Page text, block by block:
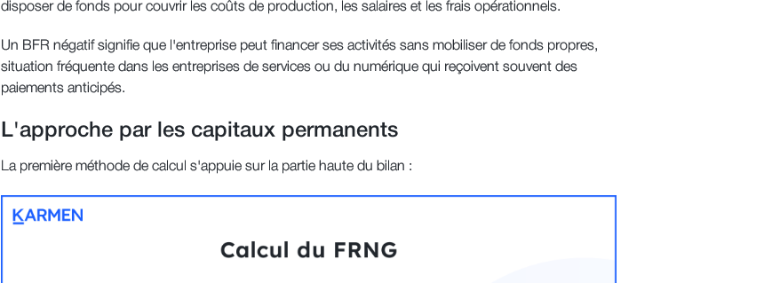
disposer de fonds pour couvrir les coûts de production, les salaires et les frais opérationnels.
Un BFR négatif signifie que l'entreprise peut financer ses activités sans mobiliser de fonds propres,
situation fréquente dans les entreprises de services ou du numérique qui reçoivent souvent des
paiements anticipés.
L'approche par les capitaux permanents
La première méthode de calcul s'appuie sur la partie haute du bilan :